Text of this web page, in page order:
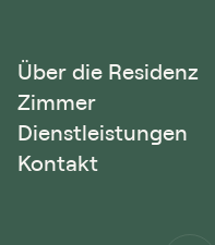
Über die Residenz
Zimmer
Dienstleistungen
Kontakt